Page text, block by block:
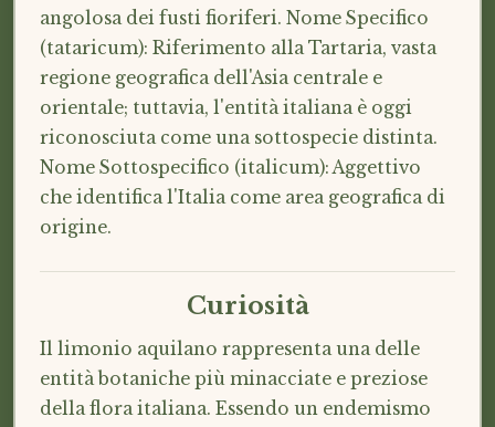
angolosa dei fusti fioriferi. Nome Specifico
(tataricum): Riferimento alla Tartaria, vasta
regione geografica dell'Asia centrale e
orientale; tuttavia, l'entità italiana è oggi
riconosciuta come una sottospecie distinta.
Nome Sottospecifico (italicum): Aggettivo
che identifica l'Italia come area geografica di
origine.
Curiosità
Il limonio aquilano rappresenta una delle
entità botaniche più minacciate e preziose
della flora italiana. Essendo un endemismo